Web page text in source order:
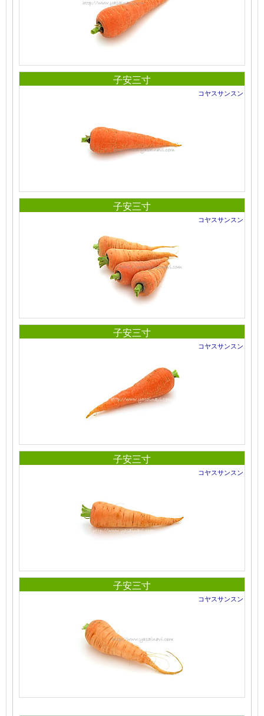
子安三寸
コヤスサンスン
子安三寸
コヤスサンスン
子安三寸
コヤスサンスン
子安三寸
コヤスサンスン
子安三寸
コヤスサンスン